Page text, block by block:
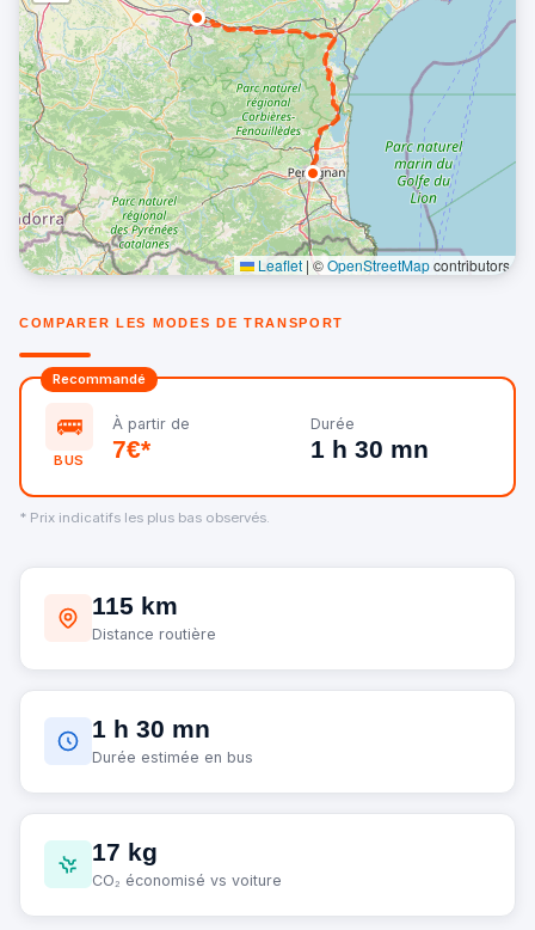
Leaflet | ©OpenStreetMapcontributors
COMPARER LES MODES DE TRANSPORT
Recommandé
🚌
BUS
À partir de
7€*
Durée
1 h 30 mn
* Prix indicatifs les plus bas observés.
115 km
Distance routière
1 h 30 mn
Durée estimée en bus
17 kg
CO₂ économisé vs voiture